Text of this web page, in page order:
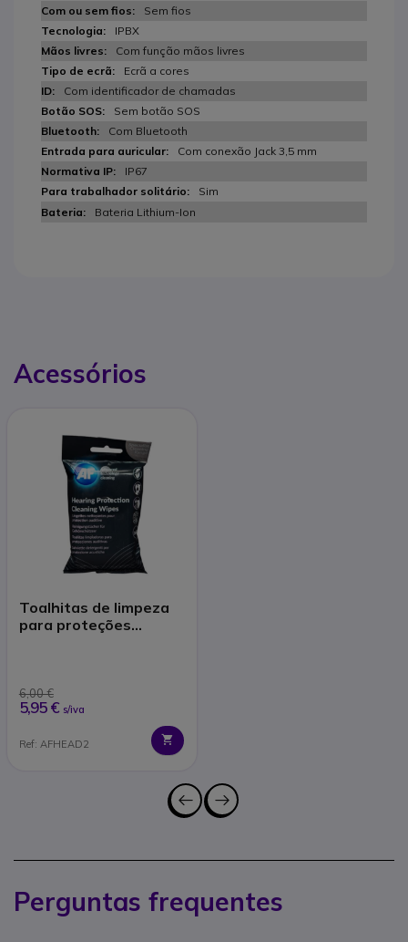
Sem fios
IPBX
Com função mãos livres
Ecrã a cores
Com identificador de chamadas
Sem botão SOS
Com Bluetooth
Com conexão Jack 3,5 mm
IP67
Sim
Bateria Lithium-Ion
Acessórios
Toalhitas de limpeza
para proteções
6,00 €
5,95 € s/iva
Ref: AFHEAD2
Perguntas frequentes